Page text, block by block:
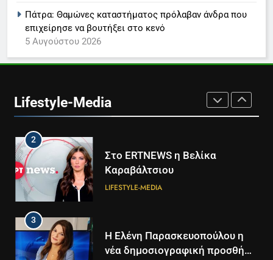
Πάτρα: Θαμώνες καταστήματος πρόλαβαν άνδρα που
επιχείρησε να βουτήξει στο κενό
5 Αυγούστου 2026
Lifestyle-Media
Times μαζί σε μια νέα
συνδρομητική πρόταση
LIFESTYLE-MEDIA
1
LIFESTYLE-MEDIA
2
Στο ERTNEWS η Βελίκα
Καραβάλτσιου
LIFESTYLE-MEDIA
3
Η Ελένη Παρασκευοπούλου η
νέα δημοσιογραφική προσθήκη